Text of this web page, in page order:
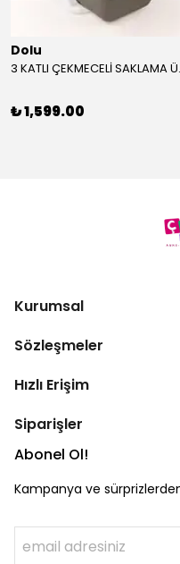
Dolu
3
₺ 1,599.00
Kurumsal
Sözleşmeler
Hızlı Erişim
Siparişler
Abonel Ol!
Kampanya ve